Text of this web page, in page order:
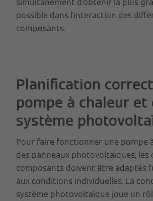
simultanément d'obtenir la plus
possible dans l'interaction des
composants.
Planification
pompe à chaleur et
système
Pour faire fonctionner une pompe
des panneaux photovoltaïques, les
composants doivent être adaptés
aux conditions individuelles. La
système photovoltaïque joue un